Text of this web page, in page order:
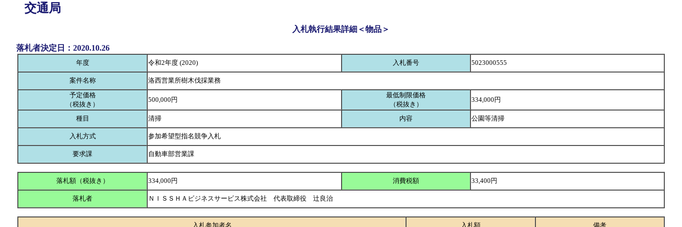
交通局
入札執行結果詳細＜物品＞
落札者決定日：2020.10.26
年度 令和2年度 (2020) 入札番号 5023000555
案件名称
洛西営業所樹木伐採業務
予定価格
（税抜き）
500,000円
最低制限価格
（税抜き）
334,000円
種目 清掃 内容 公園等清掃
入札方式 参加希望型指名競争入札
要求課 自動車部営業課
落札額（税抜き） 334,000円 消費税額 33,400円
落札者 ＮＩＳＳＨＡビジネスサービス株式会社 代表取締役 辻良治
入札参加者名 入札額 備考